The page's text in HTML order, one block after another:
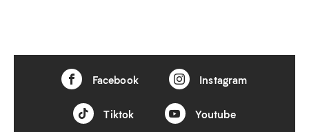
Facebook Instagram
Tiktok Youtube